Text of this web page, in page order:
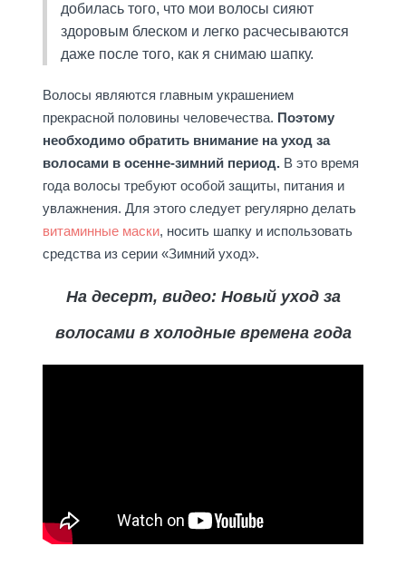
добилась того, что мои волосы сияют
здоровым блеском и легко расчесываются
даже после того, как я снимаю шапку.
Волосы являются главным украшением
прекрасной половины человечества. Поэтому
необходимо обратить внимание на уход за
волосами в осенне-зимний период.В это время
года волосы требуют особой защиты, питания и
увлажнения. Для этого следует регулярно делать
витаминные маски, носить шапку и использовать
средства из серии «Зимний уход».
На десерт, видео: Новый уход за
волосами в холодные времена года